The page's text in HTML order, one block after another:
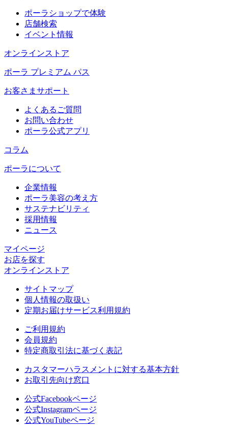
詳しくはこちら
詳しくはこちら
ポーラショップで体験
店舗検索
イベント情報
オンラインストア
ポーラ プレミアム パス
お客さまサポート
よくあるご質問
お問い合わせ
ポーラ公式アプリ
コラム
ポーラについて
企業情報
ポーラ美容の考え方
サステナビリティ
採用情報
ニュース
マイページ​
お店を探す​
オンラインストア​
サイトマップ
個人情報の取扱い
定期お届けサービス利用規約
ご利用規約
会員規約
特定商取引法に基づく表記
カスタマーハラスメントに対する基本方針
お取引先向け窓口
公式Facebookページ
公式Instagramページ
公式YouTubeページ